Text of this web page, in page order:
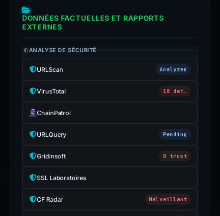
DONNÉES FACTUELLES ET RAPPORTS
EXTERNES
ANALYSE DE SÉCURITÉ
URLScan Analyzed
VirusTotal 18 det.
ChainPatrol
URLQuery Pending
Gridinsoft 0 trust
SSL Laboratoires
CF Radar Malveillant